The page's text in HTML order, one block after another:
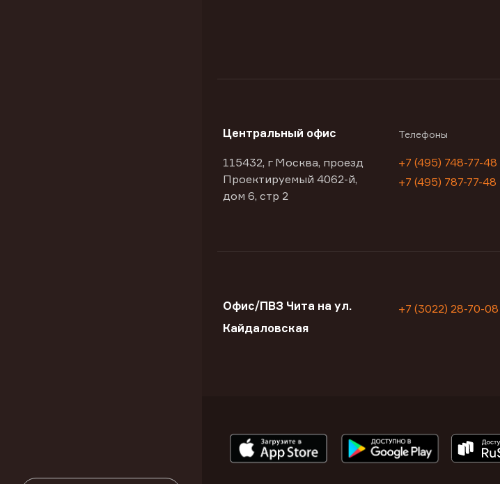
Центральный офис
115432, г Москва, проезд
Проектируемый 4062-й,
дом 6, стр 2
Телефоны
+7 (495) 748-77-48
+7 (495) 787-77-48
Офис/ПВЗ Чита на ул.
Кайдаловская
+7 (3022) 28-70-08